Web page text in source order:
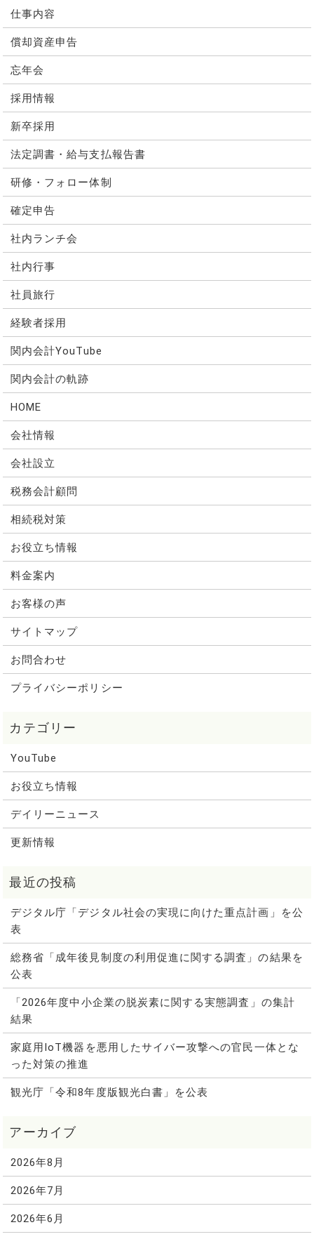
仕事内容
償却資産申告
忘年会
採用情報
新卒採用
法定調書・給与支払報告書
研修・フォロー体制
確定申告
社内ランチ会
社内行事
社員旅行
経験者採用
関内会計YouTube
関内会計の軌跡
HOME
会社情報
会社設立
税務会計顧問
相続税対策
お役立ち情報
料金案内
お客様の声
サイトマップ
お問合わせ
プライバシーポリシー
YouTube
お役立ち情報
デイリーニュース
更新情報
デジタル庁「デジタル社会の実現に向けた重点計画」を公
表
総務省「成年後見制度の利用促進に関する調査」の結果を
公表
「2026年度中小企業の脱炭素に関する実態調査」の集計
結果
家庭用IoT機器を悪用したサイバー攻撃への官民一体とな
った対策の推進
観光庁「令和8年度版観光白書」を公表
2026年8月
2026年7月
2026年6月